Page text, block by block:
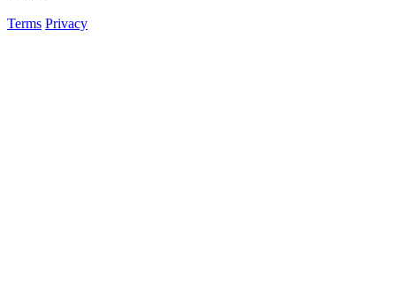
Terms Privacy